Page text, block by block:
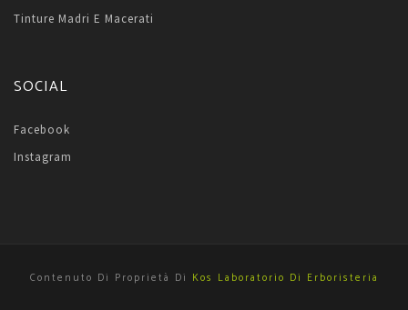
Tinture Madri E Macerati
SOCIAL
Facebook
Instagram
Contenuto Di Proprietà Di Kos Laboratorio Di Erboristeria